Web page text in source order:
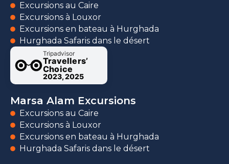
Excursions au Caire
Excursions à Louxor
Excursions en bateau à Hurghada
Hurghada Safaris dans le désert
Tripadvisor
Travellers’
Choice
2023, 2025
Marsa Alam Excursions
Excursions au Caire
Excursions à Louxor
Excursions en bateau à Hurghada
Hurghada Safaris dans le désert